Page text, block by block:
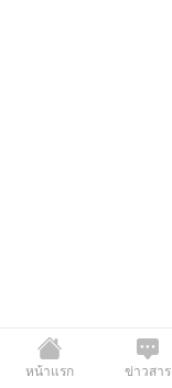
หน้าแรก ข่าวสาร